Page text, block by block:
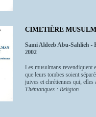
CIMETIÈRE
Sami Aldeeb Abu-Sahlieh -
2002
Les musulmans revendiquent
que leurs tombes soient
juives et chrétiennes qui, elles
Thématiques : Religion